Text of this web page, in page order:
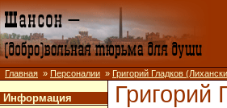
Главная » Персоналии » Григорий Гладков
Информация